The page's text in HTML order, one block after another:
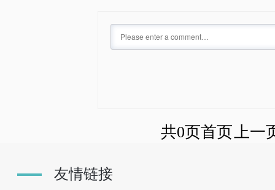
共0页首页上一
友情链接